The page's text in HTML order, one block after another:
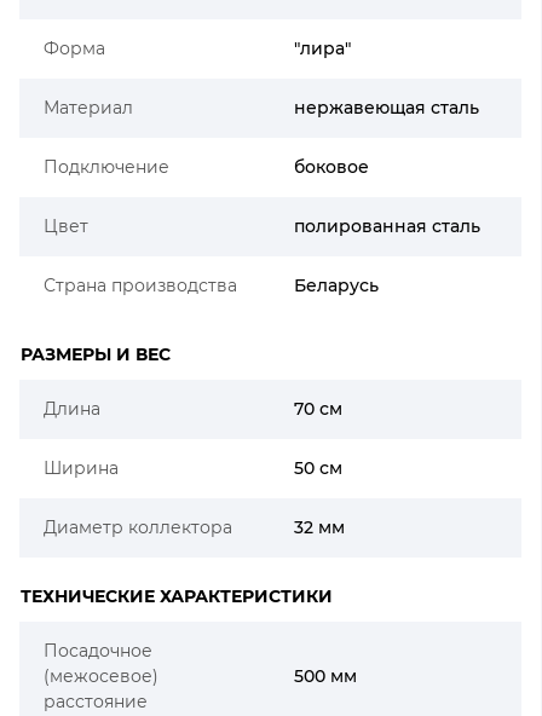
Форма "лира"
Материал нержавеющая сталь
Подключение боковое
Цвет полированная сталь
Страна производства Беларусь
РАЗМЕРЫ И ВЕС
Длина 70 см
Ширина 50 см
Диаметр коллектора 32 мм
ТЕХНИЧЕСКИЕ ХАРАКТЕРИСТИКИ
Посадочное
(межосевое)
расстояние
500 мм